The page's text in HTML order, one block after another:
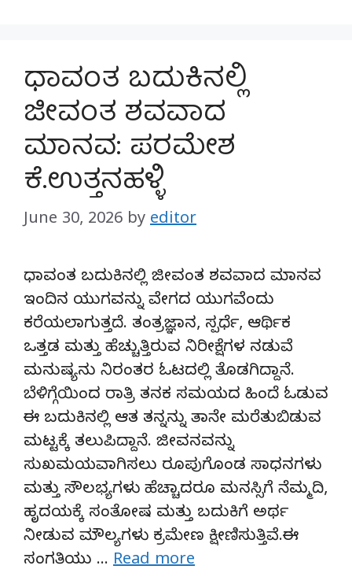
ಧಾವಂತ ಬದುಕಿನಲ್ಲಿ
ಜೀವಂತ ಶವವಾದ
ಮಾನವ: ಪರಮೇಶ
ಕೆ.ಉತ್ತನಹಳ್ಳಿ
June 30, 2026 by editor
ಧಾವಂತ ಬದುಕಿನಲ್ಲಿ ಜೀವಂತ ಶವವಾದ ಮಾನವ
ಇಂದಿನ ಯುಗವನ್ನು ವೇಗದ ಯುಗವೆಂದು
ಕರೆಯಲಾಗುತ್ತದೆ. ತಂತ್ರಜ್ಞಾನ, ಸ್ಪರ್ಧೆ, ಆರ್ಥಿಕ
ಒತ್ತಡ ಮತ್ತು ಹೆಚ್ಚುತ್ತಿರುವ ನಿರೀಕ್ಷೆಗಳ ನಡುವೆ
ಮನುಷ್ಯನು ನಿರಂತರ ಓಟದಲ್ಲಿ ತೊಡಗಿದ್ದಾನೆ.
ಬೆಳಿಗ್ಗೆಯಿಂದ ರಾತ್ರಿ ತನಕ ಸಮಯದ ಹಿಂದೆ ಓಡುವ
ಈ ಬದುಕಿನಲ್ಲಿ ಆತ ತನ್ನನ್ನು ತಾನೇ ಮರೆತುಬಿಡುವ
ಮಟ್ಟಕ್ಕೆ ತಲುಪಿದ್ದಾನೆ. ಜೀವನವನ್ನು
ಸುಖಮಯವಾಗಿಸಲು ರೂಪುಗೊಂಡ ಸಾಧನಗಳು
ಮತ್ತು ಸೌಲಭ್ಯಗಳು ಹೆಚ್ಚಾದರೂ ಮನಸ್ಸಿಗೆ ನೆಮ್ಮದಿ,
ಹೃದಯಕ್ಕೆ ಸಂತೋಷ ಮತ್ತು ಬದುಕಿಗೆ ಅರ್ಥ
ನೀಡುವ ಮೌಲ್ಯಗಳು ಕ್ರಮೇಣ ಕ್ಷೀಣಿಸುತ್ತಿವೆ.ಈ
ಸಂಗತಿಯು … Read more